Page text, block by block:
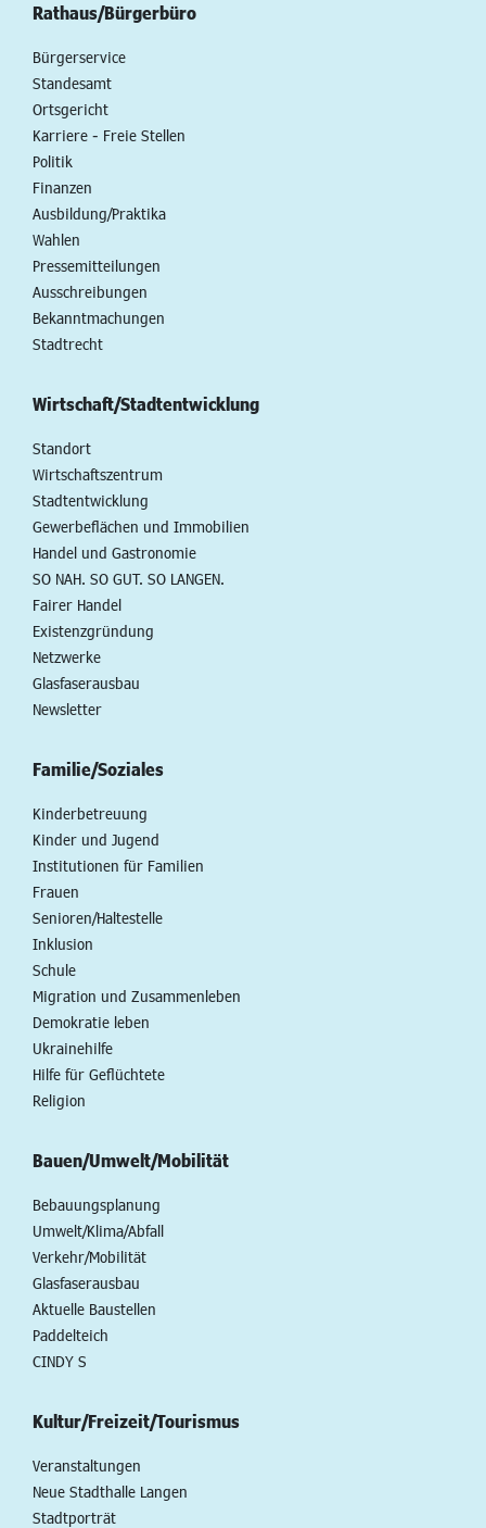
Rathaus/Bürgerbüro
Bürgerservice
Standesamt
Ortsgericht
Karriere - Freie Stellen
Politik
Finanzen
Ausbildung/Praktika
Wahlen
Pressemitteilungen
Ausschreibungen
Bekanntmachungen
Stadtrecht
Wirtschaft/Stadtentwicklung
Standort
Wirtschaftszentrum
Stadtentwicklung
Gewerbeflächen und Immobilien
Handel und Gastronomie
SO NAH. SO GUT. SO LANGEN.
Fairer Handel
Existenzgründung
Netzwerke
Glasfaserausbau
Newsletter
Familie/Soziales
Kinderbetreuung
Kinder und Jugend
Institutionen für Familien
Frauen
Senioren/Haltestelle
Inklusion
Schule
Migration und Zusammenleben
Demokratie leben
Ukrainehilfe
Hilfe für Geflüchtete
Religion
Bauen/Umwelt/Mobilität
Bebauungsplanung
Umwelt/Klima/Abfall
Verkehr/Mobilität
Glasfaserausbau
Aktuelle Baustellen
Paddelteich
CINDY S
Kultur/Freizeit/Tourismus
Veranstaltungen
Neue Stadthalle Langen
Stadtporträt